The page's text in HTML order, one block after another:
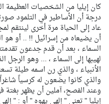
كان إيليا من الشخصيات العظيمة
درجة أن الأساطير في التلمود
عاد إلى الحياة مرة أخرى لينتقم
أن يضيعاه من إسرائيل !! .. أو هو
السماء ، بعد أن قدم جدعون
لهيبها إلى السماء ، ... وهو الرجل
الأنبياء ، والذي رن اسمه طيلة
والذي كانوا يضعون له كرسياً
وعند الفصح، آملين أن يظهر بغتة
إيليا " تعني " إلهى يهوه " أو : "